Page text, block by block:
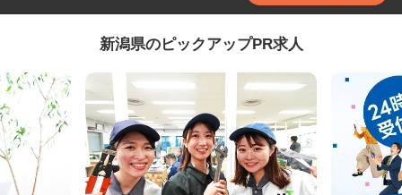
新潟県のピックアップPR求人